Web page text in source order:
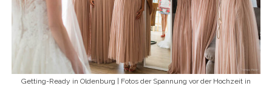
Getting-Ready in Oldenburg | Fotos der Spannung vor der Hochzeit in